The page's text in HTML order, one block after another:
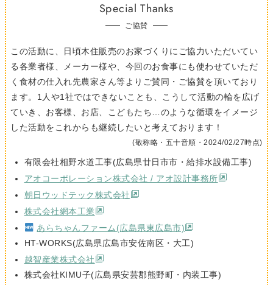
Special Thanks
ご協賛
この活動に、日頃木住販売のお家づくりにご協力いただいてい
る各業者様、メーカー様や、今回のお食事にも使わせていただ
く食材の仕入れ先農家さん等よりご賛同・ご協賛を頂いており
ます。1人や1社ではできないことも、こうして活動の輪を広げ
ていき、お客様、お店、こどもたち…のような循環をイメージ
した活動をこれからも継続したいと考えております！
(敬称略・五十音順・2024/02/27時点)
有限会社相野水道工事(広島県廿日市市・給排水設備工事)
アオコーポレーション株式会社 / アオ設計事務所
朝日ウッドテック株式会社
株式会社網本工業
あらちゃんファーム(広島県東広島市)
HT-WORKS(広島県広島市安佐南区・大工)
越智産業株式会社
株式会社KIMU子(広島県安芸郡熊野町・内装工事)